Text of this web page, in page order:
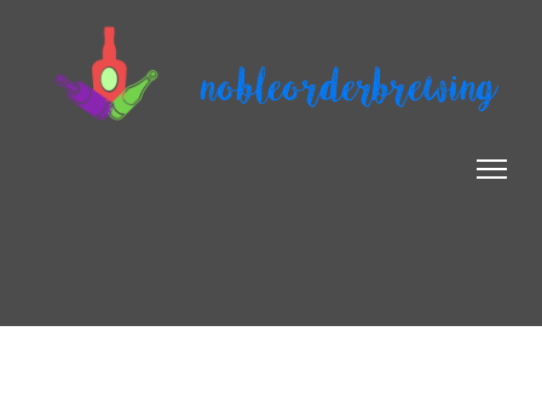
nobleorderbrewing